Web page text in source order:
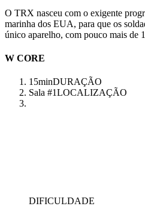
O TRX nasceu com o exigente
marinha dos EUA, para que os
único aparelho, com pouco mais de
W CORE
15minDURAÇÃO
Sala #1LOCALIZAÇÃO
DIFICULDADE